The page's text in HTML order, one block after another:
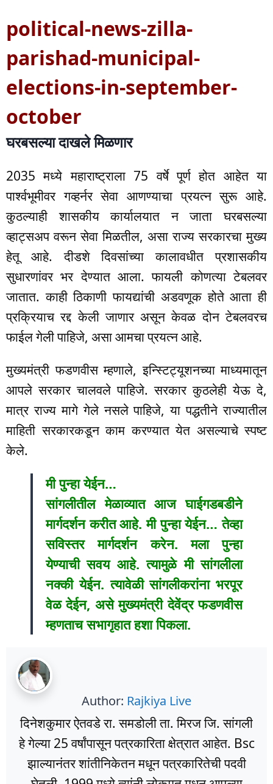
political-news-zilla-
parishad-municipal-
elections-in-september-
october
घरबसल्या दाखले मिळणार
2035 मध्ये महाराष्ट्राला 75 वर्षे पूर्ण होत आहेत या
पार्श्वभूमीवर गव्हर्नर सेवा आणण्याचा प्रयत्न सुरू आहे.
कुठल्याही शासकीय कार्यालयात न जाता घरबसल्या
व्हाट्सअप वरून सेवा मिळतील, असा राज्य सरकारचा मुख्य
हेतू आहे. दीडशे दिवसांच्या कालावधीत प्रशासकीय
सुधारणांवर भर देण्यात आला. फायली कोणत्या टेबलवर
जातात. काही ठिकाणी फायद्यांची अडवणूक होते आता ही
प्रक्रियाच रद्द केली जाणार असून केवळ दोन टेबलवरच
फाईल गेली पाहिजे, असा आमचा प्रयत्न आहे.
मुख्यमंत्री फडणवीस म्हणाले, इन्स्टिट्यूशनच्या माध्यमातून
आपले सरकार चालवले पाहिजे. सरकार कुठलेही येऊ दे,
मात्र राज्य मागे गेले नसले पाहिजे, या पद्धतीने राज्यातील
माहिती सरकारकडून काम करण्यात येत असल्याचे स्पष्ट
केले.
मी पुन्हा येईन…
सांगलीतील मेळाव्यात आज घाईगडबडीने
मार्गदर्शन करीत आहे. मी पुन्हा येईन… तेव्हा
सविस्तर मार्गदर्शन करेन. मला पुन्हा
येण्याची सवय आहे. त्यामुळे मी सांगलीला
नक्की येईन. त्यावेळी सांगलीकरांना भरपूर
वेळ देईन, असे मुख्यमंत्री देवेंद्र फडणवीस
म्हणताच सभागृहात हशा पिकला.
Author: Rajkiya Live
दिनेशकुमार ऐतवडे रा. समडोली ता. मिरज जि. सांगली
हे गेल्या 25 वर्षांपासून पत्रकारिता क्षेत्रात आहेत. Bsc
झाल्यानंतर शांतीनिकेतन मधून पत्रकारितेची पदवी